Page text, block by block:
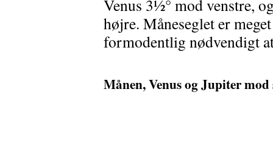
Venus 3½° mod venstre,
højre. Måneseglet er
formodentlig nødvendigt
Månen, Venus og Jupiter